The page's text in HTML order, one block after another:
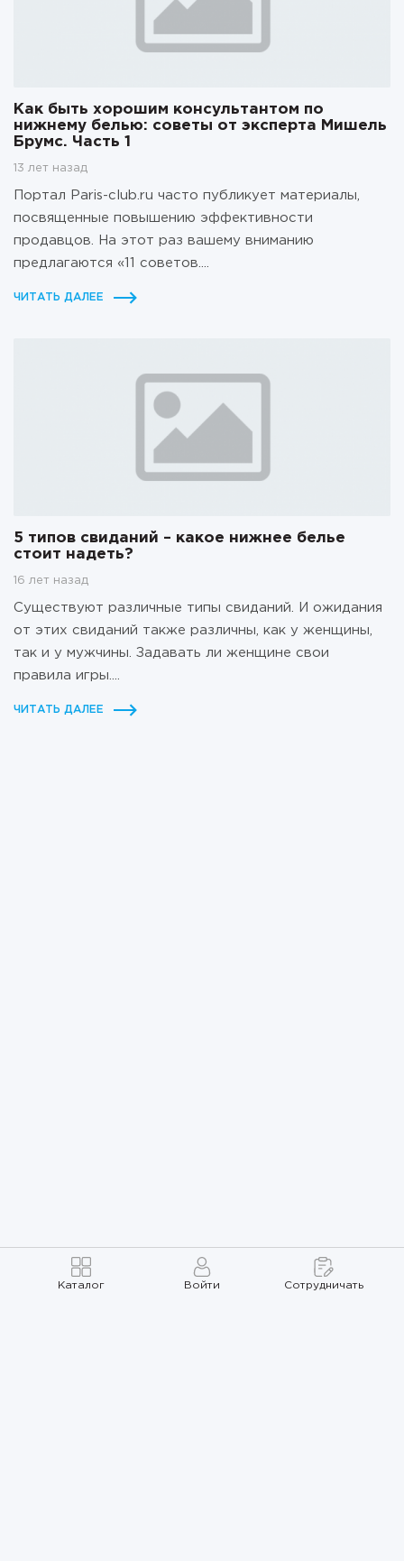
Каталог Войти Сотрудничать
Как быть хорошим консультантом по
нижнему белью: советы от эксперта Мишель
Брумс. Часть 1
13 лет назад
Портал Paris-club.ru часто публикует материалы,
посвященные повышению эффективности
продавцов. На этот раз вашему вниманию
предлагаются «11 советов....
ЧИТАТЬ ДАЛЕЕ
5 типов свиданий – какое нижнее белье
стоит надеть?
16 лет назад
Существуют различные типы свиданий. И ожидания
от этих свиданий также различны, как у женщины,
так и у мужчины. Задавать ли женщине свои
правила игры....
ЧИТАТЬ ДАЛЕЕ